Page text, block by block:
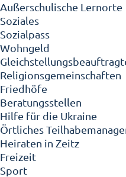
Außerschulische Lernorte
Soziales
Sozialpass
Wohngeld
Religionsgemeinschaften
Friedhöfe
Beratungsstellen
Hilfe für die Ukraine
Örtliches
Heiraten in Zeitz
Freizeit
Sport